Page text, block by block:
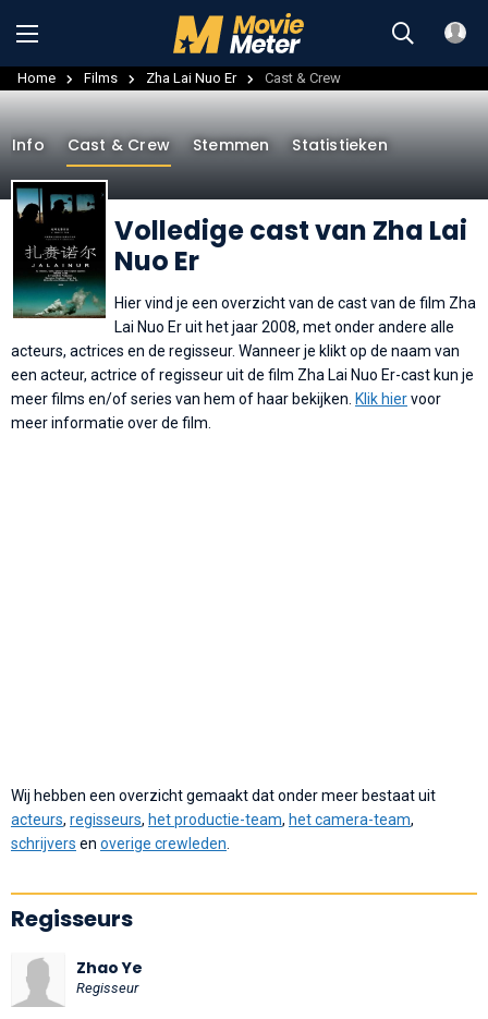
Home Films Zha Lai Nuo Er Cast & Crew
Volledige cast van Zha Lai
Nuo Er
Info Cast & Crew Stemmen Statistieken
Hier vind je een overzicht van de cast van de film Zha
Lai Nuo Er uit het jaar 2008, met onder andere alle
acteurs, actrices en de regisseur. Wanneer je klikt op de naam van
een acteur, actrice of regisseur uit de film Zha Lai Nuo Er-cast kun je
meer films en/of series van hem of haar bekijken. Klik hiervoor
meer informatie over de film.
Wij hebben een overzicht gemaakt dat onder meer bestaat uit
acteurs, regisseurs, het productie-team, het camera-team,
schrijvers en overige crewleden
Regisseurs
Zhao Ye
Regisseur